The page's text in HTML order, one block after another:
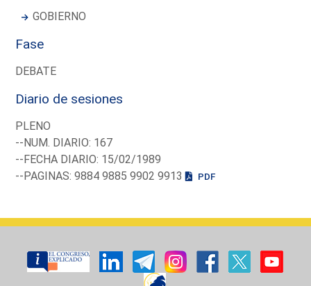
GOBIERNO
Fase
DEBATE
Diario de sesiones
PLENO
--NUM. DIARIO: 167
--FECHA DIARIO: 15/02/1989
--PAGINAS: 9884 9885 9902 9913
PDF